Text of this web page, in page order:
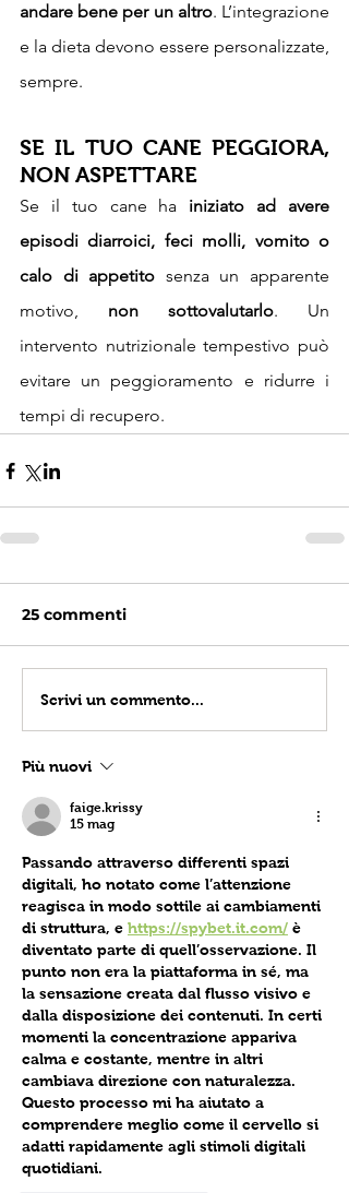
andare bene per un altro. L’integrazione
e la dieta devono essere personalizzate,
sempre.
SE IL TUO CANE PEGGIORA,
NON ASPETTARE
Se il tuo cane ha iniziato ad avere
episodi diarroici, feci molli, vomito o
calo di appetito senza un apparente
motivo, non sottovalutarlo. Un
intervento nutrizionale tempestivo può
evitare un peggioramento e ridurre i
tempi di recupero.
25 commenti
Scrivi un commento...
Più nuovi
faige.krissy
15 mag
Passando attraverso differenti spazi
digitali, ho notato come l’attenzione
reagisca in modo sottile ai cambiamenti
di struttura, e https://spybet.it.com/ è
diventato parte di quell’osservazione. Il
punto non era la piattaforma in sé, ma
la sensazione creata dal flusso visivo e
dalla disposizione dei contenuti. In certi
momenti la concentrazione appariva
calma e costante, mentre in altri
cambiava direzione con naturalezza.
Questo processo mi ha aiutato a
comprendere meglio come il cervello si
adatti rapidamente agli stimoli digitali
quotidiani.